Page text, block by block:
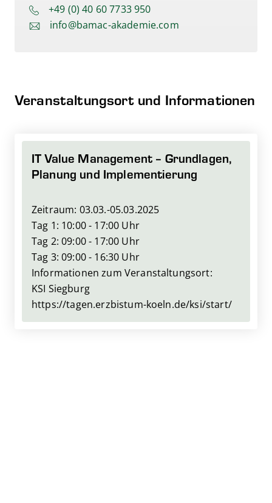
+49 (0) 40 60 7733 950
info@bamac-akademie.com
Veranstaltungsort und Informationen
IT Value Management – Grundlagen,
Planung und Implementierung
Zeitraum: 03.03.-05.03.2025
Tag 1: 10:00 - 17:00 Uhr
Tag 2: 09:00 - 17:00 Uhr
Tag 3: 09:00 - 16:30 Uhr
Informationen zum Veranstaltungsort:
KSI Siegburg
https://tagen.erzbistum-koeln.de/ksi/start/